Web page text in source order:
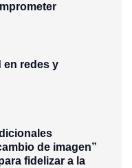
en redes y
de imagen”
fidelizar a la